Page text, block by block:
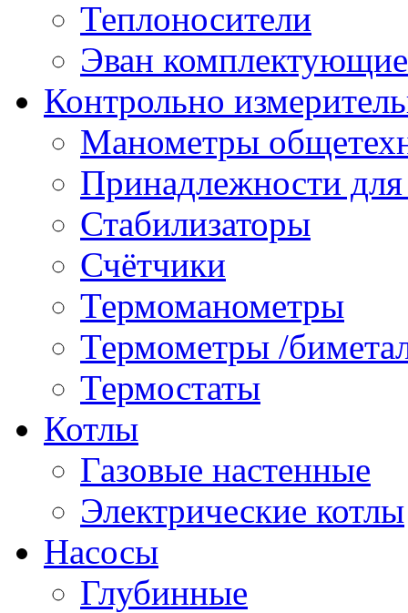
Теплоносители
Эван комплектующие
Контрольно
Манометры
Принадлежности
Стабилизаторы
Счётчики
Термоманометры
Термометры /
Термостаты
Котлы
Газовые настенные
Электрические котлы
Насосы
Глубинные